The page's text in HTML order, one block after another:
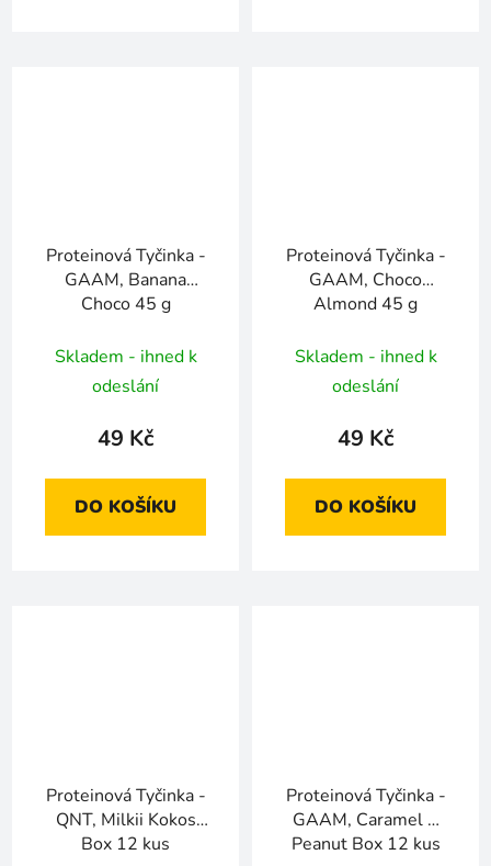
Proteinová Tyčinka -
GAAM, Banana
Choco 45 g
Skladem - ihned k
odeslání
49 Kč
DO KOŠÍKU
Proteinová Tyčinka -
GAAM, Choco
Almond 45 g
Skladem - ihned k
odeslání
49 Kč
DO KOŠÍKU
Proteinová Tyčinka -
QNT, Milkii Kokos
Box 12 kus
Proteinová Tyčinka -
GAAM, Caramel &
Peanut Box 12 kus